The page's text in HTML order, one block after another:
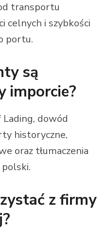
transportu
celnych i szybkości
portu.
są
imporcie?
dowód
historyczne,
oraz tłumaczenia
z firmy